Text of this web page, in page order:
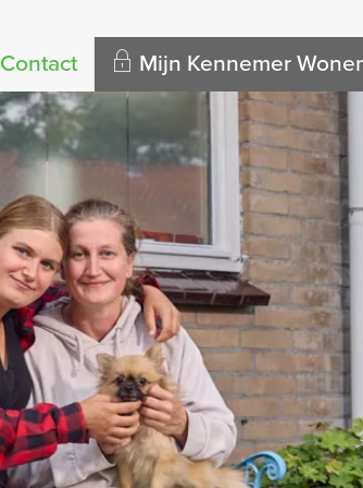
Contact Mijn Kennemer